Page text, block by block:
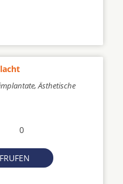
Ästhetische
0